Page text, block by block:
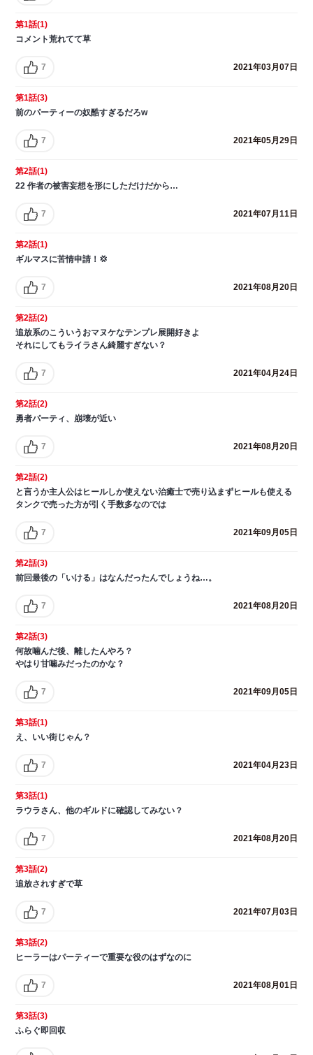
第1話(1)
コメント荒れてて草
7 2021年03月07日
第1話(3)
前のパーティーの奴酷すぎるだろw
7 2021年05月29日
第2話(1)
22 作者の被害妄想を形にしただけだから…
7 2021年07月11日
第2話(1)
ギルマスに苦情申請！💢
7 2021年08月20日
第2話(2)
追放系のこういうおマヌケなテンプレ展開好きよ
それにしてもライラさん綺麗すぎない？
7 2021年04月24日
第2話(2)
勇者パーティ、崩壊が近い
7 2021年08月20日
第2話(2)
と言うか主人公はヒールしか使えない治癒士で売り込まずヒールも使える
タンクで売った方が引く手数多なのでは
7 2021年09月05日
第2話(3)
前回最後の「いける」はなんだったんでしょうね…。
7 2021年08月20日
第2話(3)
何故噛んだ後、離したんやろ？
やはり甘噛みだったのかな？
7 2021年09月05日
第3話(1)
え、いい街じゃん？
7 2021年04月23日
第3話(1)
ラウラさん、他のギルドに確認してみない？
7 2021年08月20日
第3話(2)
追放されすぎで草
7 2021年07月03日
第3話(2)
ヒーラーはパーティーで重要な役のはずなのに
7 2021年08月01日
第3話(3)
ふらぐ即回収